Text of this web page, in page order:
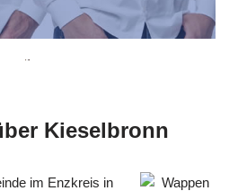
Kieselbronn
im Enzkreis in